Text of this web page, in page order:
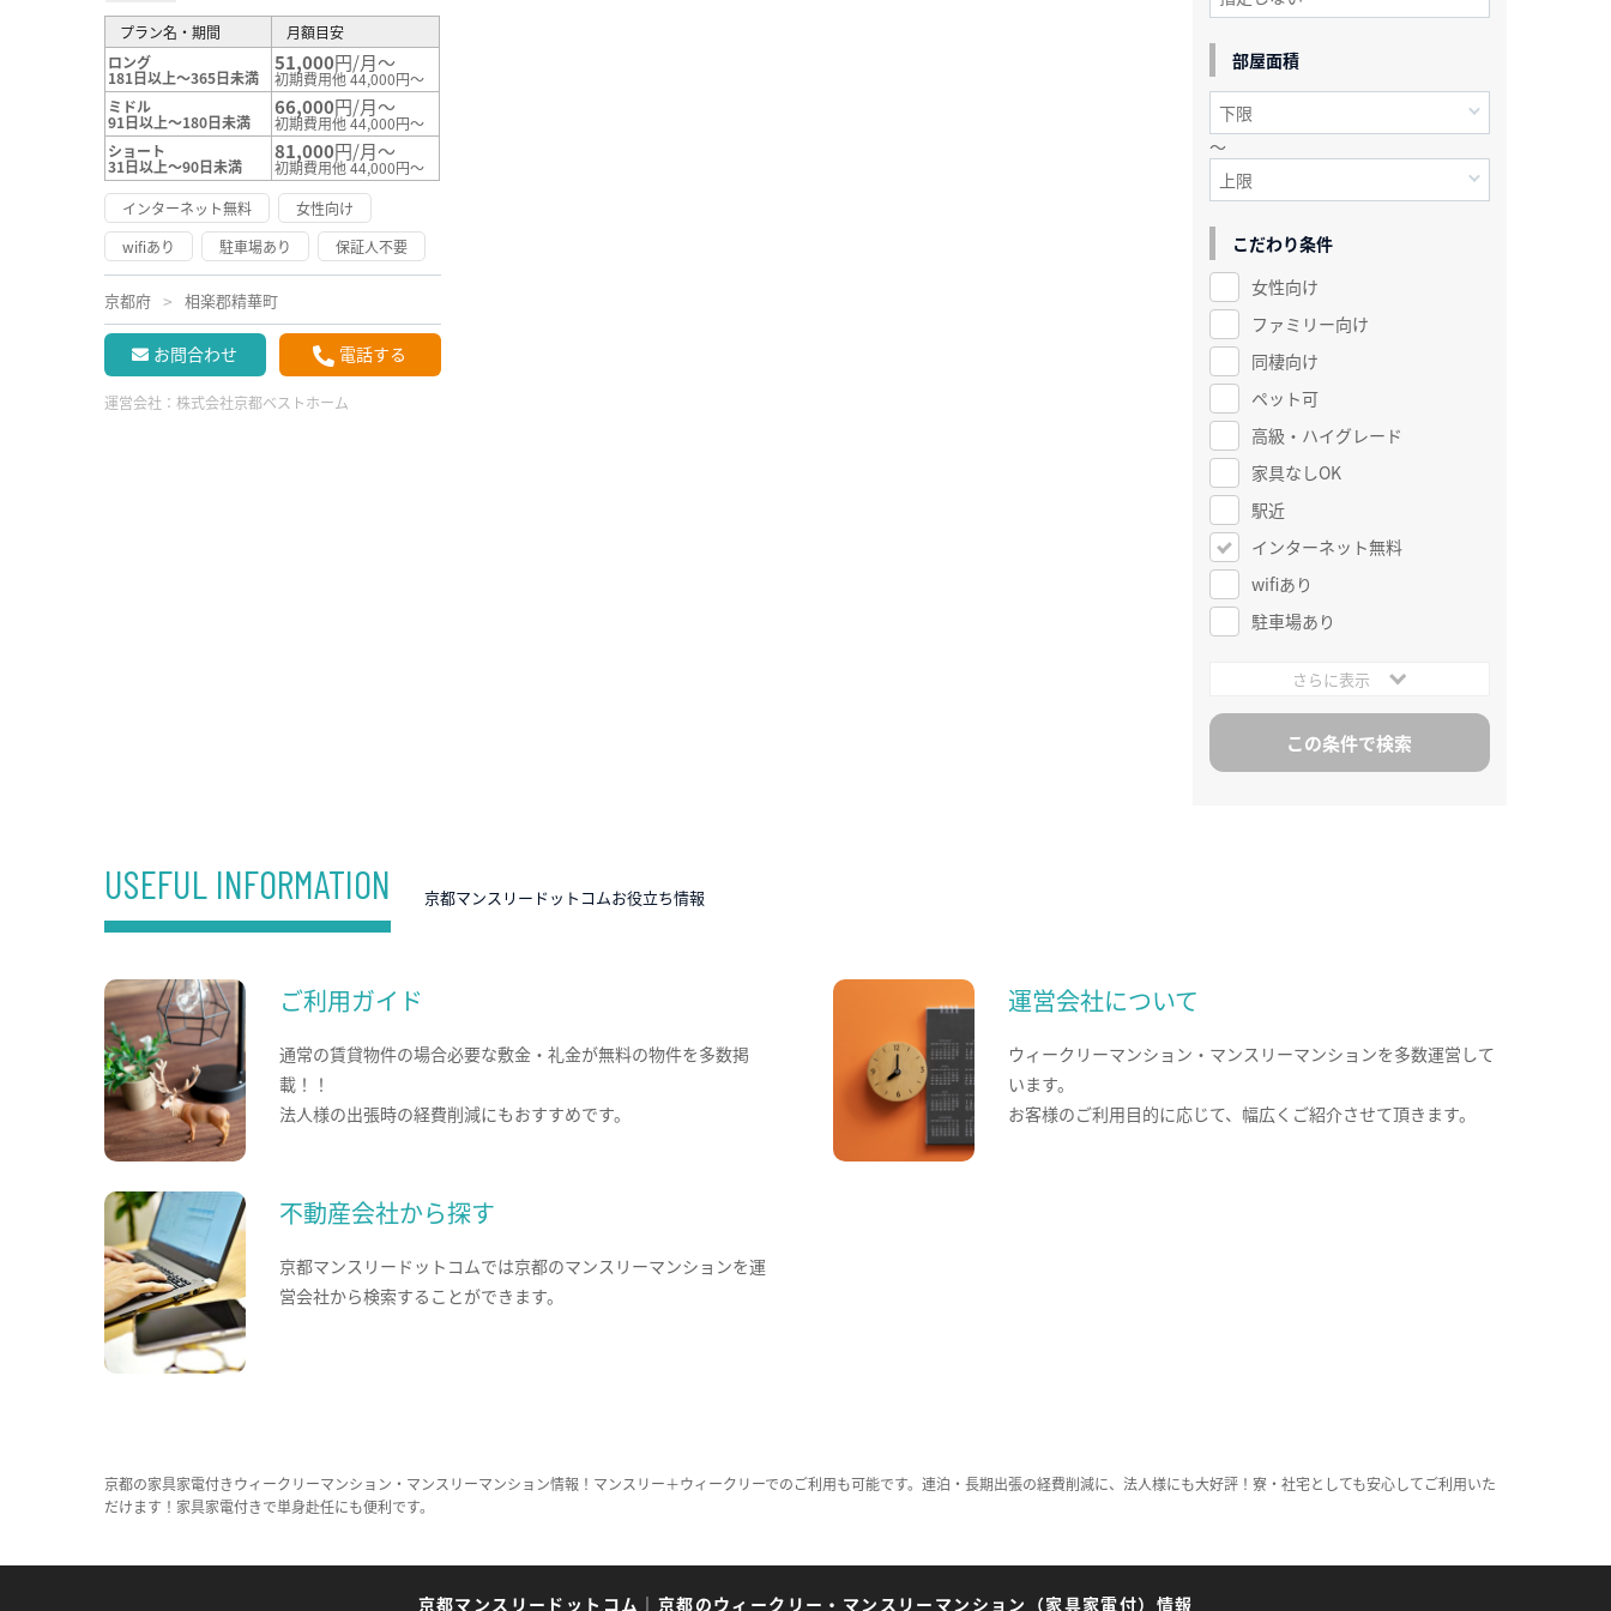
プラン名・期間
月額目安
ロング
181日以上～365日未満
51,000円/月～
初期費用他 44,000円～
ミドル
91日以上～180日未満
66,000円/月～
初期費用他 44,000円～
ショート
31日以上～90日未満
81,000円/月～
初期費用他 44,000円～
インターネット無料
女性向け
wifiあり
駐車場あり 保証人不要
京都府 相楽郡精華町
お問合わせ 電話する
運営会社： 株式会社京都ベストホーム
部屋面積
～
こだわり条件
女性向け
ファミリー向け
同棲向け
ペット可
高級・ハイグレード
家具なしOK
駅近
インターネット無料
wifiあり
駐車場あり
さらに表示
USEFUL INFORMATION 京都マンスリードットコムお役立ち情報
ご利用ガイド
通常の賃貸物件の場合必要な敷金・礼金が無料の物件を多数掲
載！！
法人様の出張時の経費削減にもおすすめです。
運営会社について
ウィークリーマンション・マンスリーマンションを多数運営して
います。
お客様のご利用目的に応じて、幅広くご紹介させて頂きます。
不動産会社から探す
京都マンスリードットコムでは京都のマンスリーマンションを運
営会社から検索することができます。
京都の家具家電付きウィークリーマンション・マンスリーマンション情報！マンスリー＋ウィークリーでのご利用も可能です。連泊・長期出張の経費削減に、法人様にも大好評！寮・社宅としても安心してご利用いた
だけます！家具家電付きで単身赴任にも便利です。
京都マンスリードットコム ｜ 京都のウィークリー・マンスリーマンション（家具家電付）情報